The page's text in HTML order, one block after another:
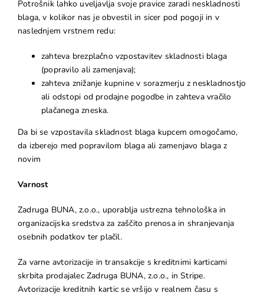
Potrošnik lahko uveljavlja svoje pravice zaradi neskladnosti
blaga, v kolikor nas je obvestil in sicer pod pogoji in v
naslednjem vrstnem redu:
zahteva brezplačno vzpostavitev skladnosti blaga
(popravilo ali zamenjava);
zahteva znižanje kupnine v sorazmerju z neskladnostjo
ali odstopi od prodajne pogodbe in zahteva vračilo
plačanega zneska.
Da bi se vzpostavila skladnost blaga kupcem omogočamo,
da izberejo med popravilom blaga ali zamenjavo blaga z
novim
Varnost
Zadruga BUNA, z.o.o., uporablja ustrezna tehnološka in
organizacijska sredstva za zaščito prenosa in shranjevanja
osebnih podatkov ter plačil.
Za varne avtorizacije in transakcije s kreditnimi karticami
skrbita prodajalec Zadruga BUNA, z.o.o., in Stripe.
Avtorizacije kreditnih kartic se vršijo v realnem času s